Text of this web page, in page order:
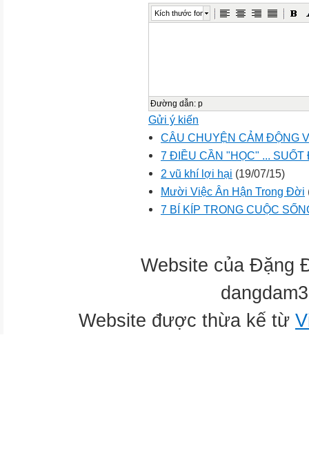
Kích thước font
Đường dẫn: p
Gửi ý kiến
CÂU CHUYỆN CẢM ĐỘNG
7 ĐIỀU CẦN "HỌC" ... SUỐT
2 vũ khí lợi hại (19/07/15)
Mười Việc Ân Hận Trong Đời
7 BÍ KÍP TRONG CUỘC
Website của Đặng
Website được thừa kế từ